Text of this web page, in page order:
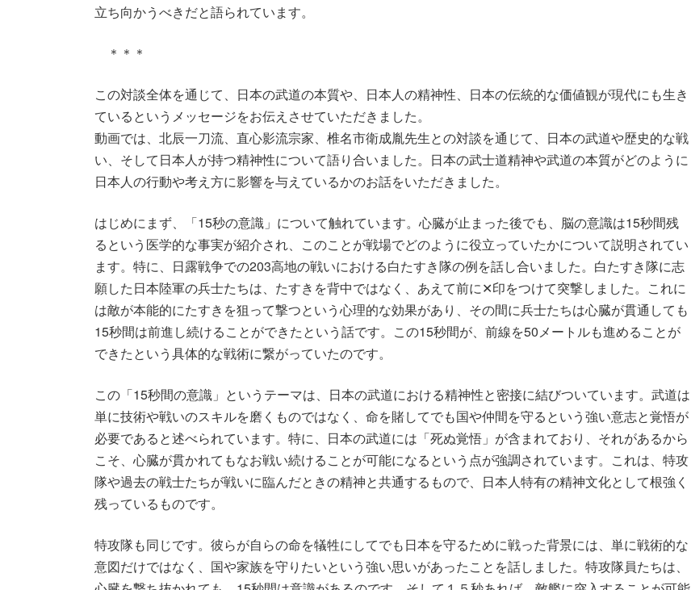
立ち向かうべきだと語られています。
＊＊＊
この対談全体を通じて、日本の武道の本質や、日本人の精神性、日本の伝統的な価値観が現代にも生き
ているというメッセージをお伝えさせていただきました。
動画では、北辰一刀流、直心影流宗家、椎名市衛成胤先生との対談を通じて、日本の武道や歴史的な戦
い、そして日本人が持つ精神性について語り合いました。日本の武士道精神や武道の本質がどのように
日本人の行動や考え方に影響を与えているかのお話をいただきました。
はじめにまず、「15秒の意識」について触れています。心臓が止まった後でも、脳の意識は15秒間残
るという医学的な事実が紹介され、このことが戦場でどのように役立っていたかについて説明されてい
ます。特に、日露戦争での203高地の戦いにおける白たすき隊の例を話し合いました。白たすき隊に志
願した日本陸軍の兵士たちは、たすきを背中ではなく、あえて前に✕印をつけて突撃しました。これに
は敵が本能的にたすきを狙って撃つという心理的な効果があり、その間に兵士たちは心臓が貫通しても
15秒間は前進し続けることができたという話です。この15秒間が、前線を50メートルも進めることが
できたという具体的な戦術に繋がっていたのです。
この「15秒間の意識」というテーマは、日本の武道における精神性と密接に結びついています。武道は
単に技術や戦いのスキルを磨くものではなく、命を賭してでも国や仲間を守るという強い意志と覚悟が
必要であると述べられています。特に、日本の武道には「死ぬ覚悟」が含まれており、それがあるから
こそ、心臓が貫かれてもなお戦い続けることが可能になるという点が強調されています。これは、特攻
隊や過去の戦士たちが戦いに臨んだときの精神と共通するもので、日本人特有の精神文化として根強く
残っているものです。
特攻隊も同じです。彼らが自らの命を犠牲にしてでも日本を守るために戦った背景には、単に戦術的な
意図だけではなく、国や家族を守りたいという強い思いがあったことを話しました。特攻隊員たちは、